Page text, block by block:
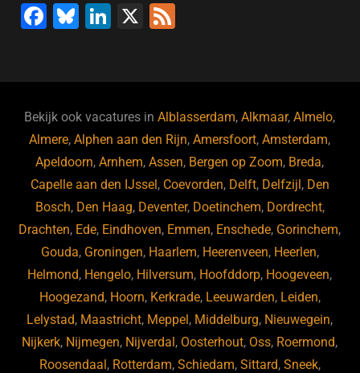
F
b
o
o
k
Bl
ky
Li
dI
n
X
Bekijk ook vacatures inAlblasserdam,Alkmaar,Almelo,
Almere,Alphen aan den Rijn,Amersfoort,Amsterdam,
Apeldoorn,Arnhem,Assen, Bergen op Zoom, Breda,
Capelle aan den IJssel , Coevorden, Delft, Delfzijl , Den
Bosch, Den Haag, Deventer, Doetinchem, Dordrecht,
Drachten, Ede, Eindhoven, Emmen, Enschede, Gorinchem,
Gouda, Groningen, Haarlem, Heerenveen, Heerlen,
Helmond, Hengelo, Hilversum, Hoofddorp, Hoogeveen,
Hoogezand, Hoorn, Kerkrade, Leeuwarden, Leiden,
Lelystad, Maastricht, Meppel , Middelburg, Nieuwegein,
Nijkerk, Nijmegen, Nijverdal , Oosterhout, Oss, Roermond,
Roosendaal , Rotterdam, Schiedam, Sittard, Sneek,